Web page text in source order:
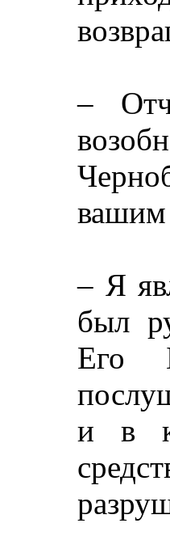
–
вашим
– Я
был
Его
и в